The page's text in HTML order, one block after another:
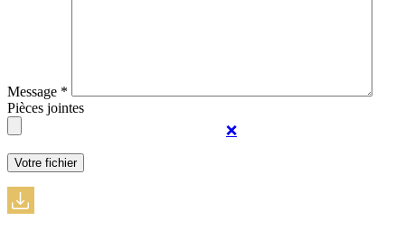
Message *
Pièces jointes
❌